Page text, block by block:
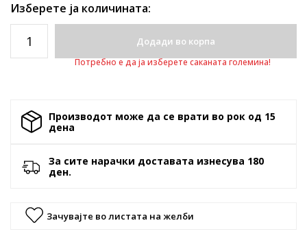
Изберете ја количината:
Додади во корпа
Потребно е да ја изберете саканата големина!
Производот може да се врати во рок од 15
денa
За сите нарачки доставата изнесува 180
ден.
Зачувајте во листата на желби